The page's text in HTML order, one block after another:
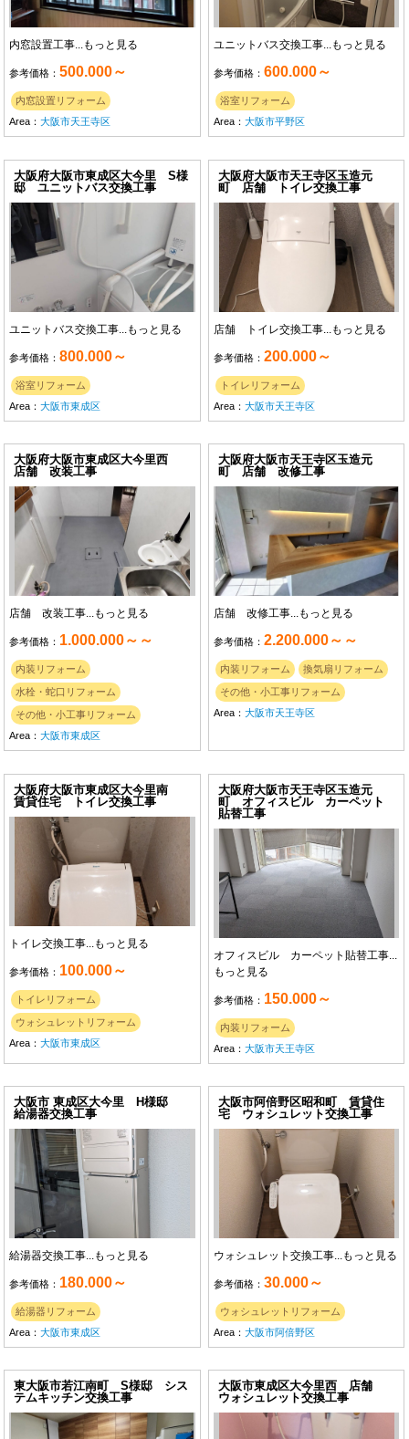
内窓設置工事...もっと見る
参考価格：500.000～
内窓設置リフォーム
Area：大阪市天王寺区
ユニットバス交換工事...もっと見る
参考価格：600.000～
浴室リフォーム
Area：大阪市平野区
大阪府大阪市東成区大今里 S様
邸 ユニットバス交換工事
ユニットバス交換工事... もっと見る
参考価格：800.000～
浴室リフォーム
Area：大阪市東成区
大阪府大阪市天王寺区玉造元
町 店舗 トイレ交換工事
店舗 トイレ交換工事... もっと見る
参考価格：200.000～
トイレリフォーム
Area：大阪市天王寺区
大阪府大阪市東成区大今里西
店舗 改装工事
店舗 改装工事...もっと見る
参考価格： 1.000.000～～
内装リフォーム
水栓・蛇口リフォーム
その他・小工事リフォーム
Area：大阪市東成区
大阪府大阪市天王寺区玉造元
町 店舗 改修工事
店舗 改修工事...もっと見る
参考価格：2.200.000～～
内装リフォーム 換気扇リフォーム
その他・小工事リフォーム
Area：大阪市天王寺区
大阪府大阪市東成区大今里南
賃貸住宅 トイレ交換工事
トイレ交換工事... もっと見る
参考価格： 100.000～
トイレリフォーム
ウォシュレットリフォーム
Area：大阪市東成区
大阪府大阪市天王寺区玉造元
町 オフィスビル カーペット
貼替工事
オフィスビル カーペット貼替工事...
もっと見る
参考価格： 150.000～
内装リフォーム
Area：大阪市天王寺区
大阪市 東成区大今里 H様邸
給湯器交換工事
給湯器交換工事...もっと見る
参考価格： 180.000～
給湯器リフォーム
Area：大阪市東成区
大阪市阿倍野区昭和町 賃貸住
宅 ウォシュレット交換工事
ウォシュレット交換工事...もっと見る
参考価格：30.000～
ウォシュレットリフォーム
Area：大阪市阿倍野区
東大阪市若江南町 S様邸 シス
テムキッチン交換工事
大阪市東成区大今里西 店舗
ウォシュレット交換工事